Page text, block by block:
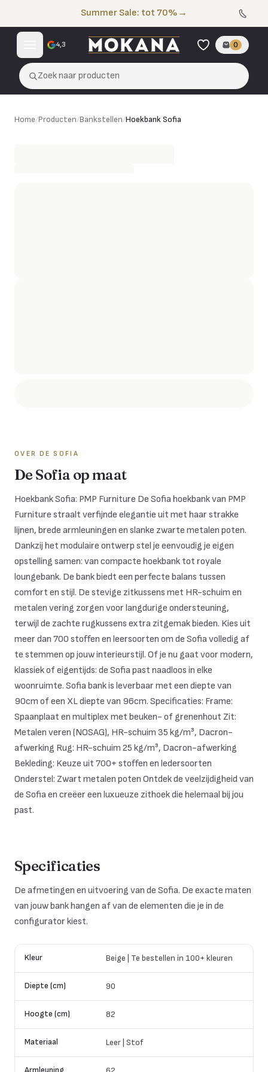
Summer Sale: tot 70% →
4,3 0
Zoek naar producten
Hoekbank Sofia
Home/Producten/Bankstellen/Hoekbank Sofia
OVER DE SOFIA
De Sofia op maat
Hoekbank Sofia: PMP Furniture De Sofia hoekbank van PMP
Furniture straalt verfijnde elegantie uit met haar strakke
lijnen, brede armleuningen en slanke zwarte metalen poten.
Dankzij het modulaire ontwerp stel je eenvoudig je eigen
opstelling samen: van compacte hoekbank tot royale
loungebank. De bank biedt een perfecte balans tussen
comfort en stijl. De stevige zitkussens met HR-schuim en
metalen vering zorgen voor langdurige ondersteuning,
terwijl de zachte rugkussens extra zitgemak bieden. Kies uit
meer dan 700 stoffen en leersoorten om de Sofia volledig af
te stemmen op jouw interieurstijl. Of je nu gaat voor modern,
klassiek of eigentijds: de Sofia past naadloos in elke
woonruimte. Sofia bank is leverbaar met een diepte van
90cm of een XL diepte van 96cm. Specificaties: Frame:
Spaanplaat en multiplex met beuken- of grenenhout Zit:
Metalen veren (NOSAG), HR-schuim 35 kg/m³, Dacron-
afwerking Rug: HR-schuim 25 kg/m³, Dacron-afwerking
Bekleding: Keuze uit 700+ stoffen en ledersoorten
Onderstel: Zwart metalen poten Ontdek de veelzijdigheid van
de Sofia en creëer een luxueuze zithoek die helemaal bij jou
past.
Specificaties
De afmetingen en uitvoering van de Sofia. De exacte maten
van jouw bank hangen af van de elementen die je in de
configurator kiest.
Kleur Beige | Te bestellen in 100+ kleuren
Diepte (cm) 90
Hoogte (cm) 82
Materiaal Leer | Stof
Armleuning